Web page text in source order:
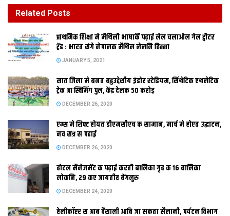
लोकनि, 29 कए जायतीह बेंगलुरु
दरभंगा । मिथिला क महान अर्थशास्‍त्री राजा नरेंद्र सिंह क नारा ‘पग-पोखरि
माछ मखान’ कए बिहार सरकार सेहो दोहरेबाक प्रयास क रहल अछि।
पालन कए बढाबा देबाक योजना पर काज करब शुरू क देलक अछि। ज्ञात हुए
Related Posts
प्राथमिक शि‍क्षा मे मैथि‍ली भाषाकेँ पढ़ाई लेल चलाओल गेल ट्वीटर
ट्रेंड : भारत संगे नेपालक मैथिल लेलनि हिस्सा
JANUARY 5, 2021
सात जिला मे बनत बहुउद्देशीय इंडोर स्‍टेडि‍यम, सिंथेटिक एथलेटिक
ट्रेक आ स्विमिंग पुल, केंद्र देलक 50 करोड़
DECEMBER 26, 2020
एम्स मे शिफ्ट होयत डीएमसीएच क सामान, मार्च मे होएत उद्घाटन,
नव सत्र स पढाई
DECEMBER 26, 2020
होटल मैनेजमेंट क पढ़ाई करती बालिका गृह क 16 बालिका
लोकनि, 29 कए जायतीह बेंगलुरु
DECEMBER 24, 2020
हेलीकॉप्टर स आब वैशाली आबि जा सकता सैलानी, पर्यटन विभाग